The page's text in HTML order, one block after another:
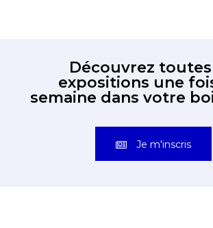
Découvrez
expositions une
semaine dans votre
Je m'inscris